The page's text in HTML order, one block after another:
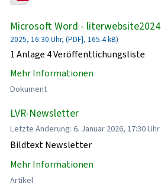
Microsoft Word - literwebsite2024
2025, 16:30 Uhr, (PDF}, 165.4 kB)
1 Anlage 4 Veröffentlichungsliste
Mehr Informationen
Dokument
LVR-Newsletter
Letzte Änderung: 6. Januar 2026, 17:30 Uhr
Bildtext Newsletter
Mehr Informationen
Artikel